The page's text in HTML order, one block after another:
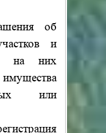
об
и
на них
или